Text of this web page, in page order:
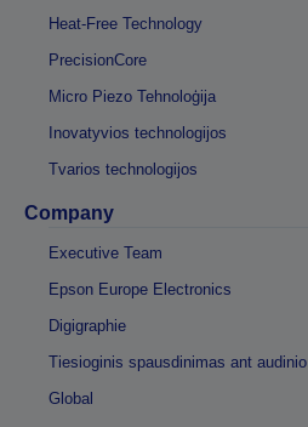
Heat-Free Technology
PrecisionCore
Micro Piezo Tehnoloģija
Inovatyvios technologijos
Tvarios technologijos
Company
Executive Team
Epson Europe Electronics
Digigraphie
Tiesioginis spausdinimas ant audinio
Global